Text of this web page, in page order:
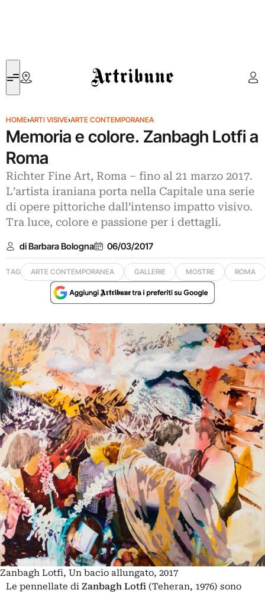
Artribune
HOME›ARTI VISIVE›ARTE CONTEMPORANEA
Memoria e colore. Zanbagh Lotfi a
Roma
Richter Fine Art, Roma – fino al 21 marzo 2017.
L’artista iraniana porta nella Capitale una serie
di opere pittoriche dall’intenso impatto visivo.
Tra luce, colore e passione per i dettagli.
di Barbara Bologna 06/03/2017
TAG ARTE CONTEMPORANEA GALLERIE MOSTRE ROMA
Zanbagh Lotfi, Un bacio allungato, 2017
Le pennellate di Zanbagh Lotfi (Teheran, 1976) sono